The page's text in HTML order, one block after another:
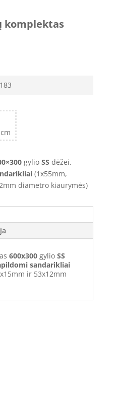
komplektas
gylio SS dėžei.
(1x55mm,
diametro kiaurymės)
600x300gylio SS
sandarikliai
ir 53x12mm